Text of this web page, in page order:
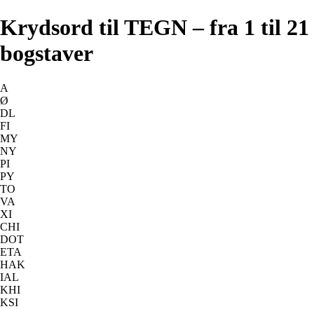
Krydsord til TEGN – fra 1 til 21
bogstaver
A
Ø
DL
FI
MY
NY
PI
PY
TO
VA
XI
CHI
DOT
ETA
HAK
IAL
KHI
KSI